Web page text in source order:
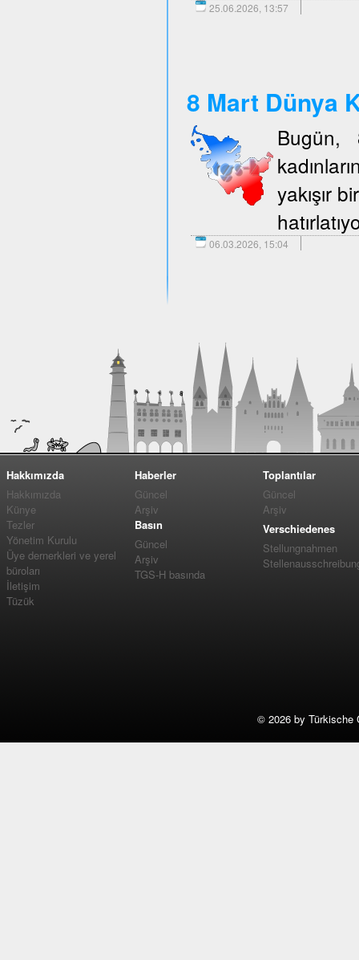
25.06.2026, 13:57
8 Mart Dünya
Bugün,
yakışır
06.03.2026, 15:04
Hakkımızda
Hakkımızda
Künye
Tezler
Yönetim Kurulu
Üye dernerkleri ve yerel
büroları
İletişim
Tüzük
Haberler
Güncel
Arşiv
Basın
Güncel
Arşiv
TGS-H basında
Toplantılar
Güncel
Arşiv
Verschiedenes
Stellungnahmen
© 2026 by Türkische